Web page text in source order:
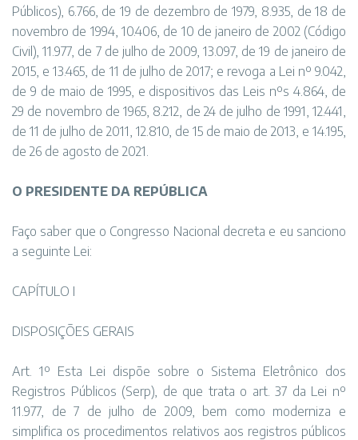
Públicos), 6.766, de 19 de dezembro de 1979, 8.935, de 18 de
novembro de 1994, 10.406, de 10 de janeiro de 2002 (Código
Civil), 11.977, de 7 de julho de 2009, 13.097, de 19 de janeiro de
2015, e 13.465, de 11 de julho de 2017; e revoga a Lei nº 9.042,
de 9 de maio de 1995, e dispositivos das Leis nºs 4.864, de
29 de novembro de 1965, 8.212, de 24 de julho de 1991, 12.441,
de 11 de julho de 2011, 12.810, de 15 de maio de 2013, e 14.195,
de 26 de agosto de 2021.
O PRESIDENTE DA REPÚBLICA
Faço saber que o Congresso Nacional decreta e eu sanciono
a seguinte Lei:
CAPÍTULO I
DISPOSIÇÕES GERAIS
Art. 1º Esta Lei dispõe sobre o Sistema Eletrônico dos
Registros Públicos (Serp), de que trata o art. 37 da Lei nº
11.977, de 7 de julho de 2009, bem como moderniza e
simplifica os procedimentos relativos aos registros públicos